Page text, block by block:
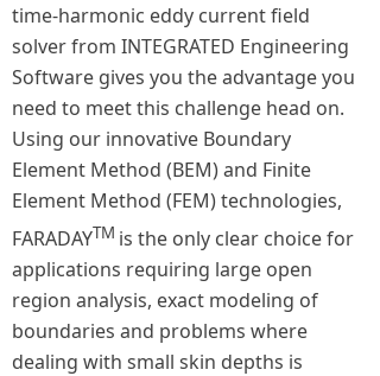
time-harmonic eddy current field
solver from INTEGRATED Engineering
Software gives you the advantage you
need to meet this challenge head on.
Using our innovative Boundary
Element Method (BEM) and Finite
Element Method (FEM) technologies,
FARADAYTM is the only clear choice for
applications requiring large open
region analysis, exact modeling of
boundaries and problems where
dealing with small skin depths is